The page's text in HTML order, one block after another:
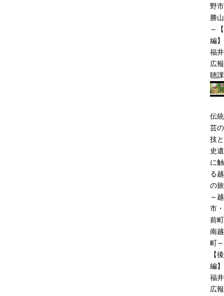
野
勝
～
編】
福
広
聴課
伝
芸
技
史
に
る
の旅
～
市
前
南
町～
【後
編】
福
広